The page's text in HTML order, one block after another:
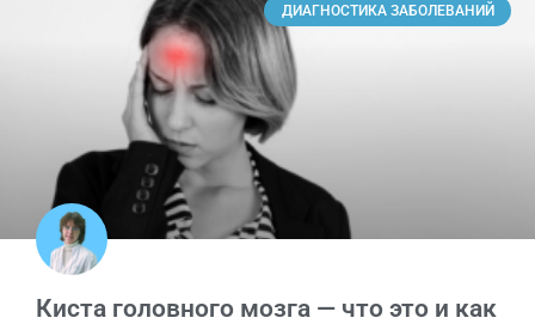
ДИАГНОСТИКА ЗАБОЛЕВАНИЙ
Киста головного мозга — что это и как